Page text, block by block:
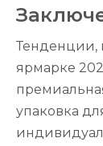
Тенденции,
ярмарке
упаковка